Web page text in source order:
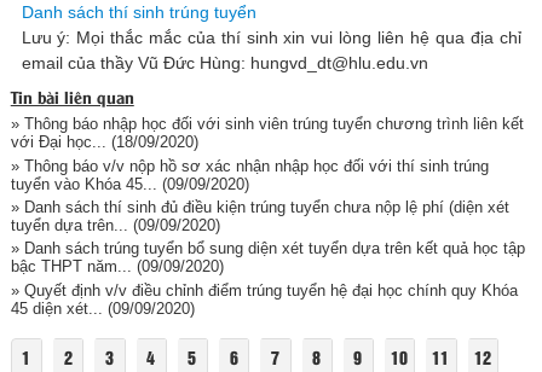
Danh sách thí sinh trúng tuyển
Lưu ý: Mọi thắc mắc của thí sinh xin vui lòng liên hệ qua địa chỉ
email của thầy Vũ Đức Hùng: hungvd_dt@hlu.edu.vn
Tin bài liên quan
» Thông báo nhập học đối với sinh viên trúng tuyển chương trình liên kết
với Đại học... (18/09/2020)
» Thông báo v/v nộp hồ sơ xác nhận nhập học đối với thí sinh trúng
tuyển vào Khóa 45...
(09/09/2020)
» Danh sách thí sinh đủ điều kiện trúng tuyển chưa nộp lệ phí (diện xét
tuyển dựa trên... (09/09/2020)
» Danh sách trúng tuyển bổ sung diện xét tuyển dựa trên kết quả học tập
bậc THPT năm... (09/09/2020)
» Quyết định v/v điều chỉnh điểm trúng tuyển hệ đại học chính quy Khóa
45 diện xét...
(09/09/2020)
1 2 3 4 5 6 7 8 9 10 11
12